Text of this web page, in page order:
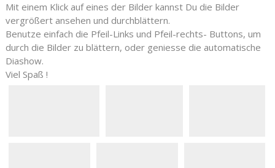
Mit einem Klick auf eines der Bilder kannst Du die Bilder
vergrößert ansehen und durchblättern.
Benutze einfach die Pfeil-Links und Pfeil-rechts- Buttons, um
durch die Bilder zu blättern, oder geniesse die automatische
Diashow.
Viel Spaß !